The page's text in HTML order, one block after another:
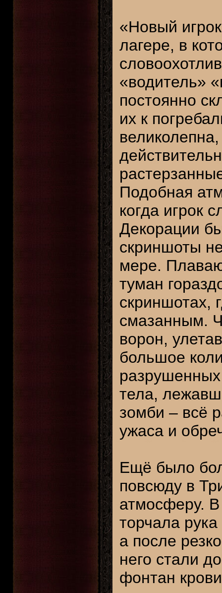
«Новый
лагере, в
«водитель»
постоянно
их к
Подобная
когда игрок
Декорации
скриншоты
мере.
туман
скриншотах,
смазанным.
ворон,
большое
тела,
зомби – всё
ужаса и
Ещё было
повсюду в
атмосферу.
торчала
а после
него стали
фонтан